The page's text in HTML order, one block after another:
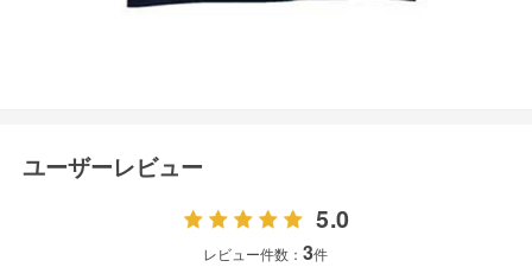
ユーザーレビュー
5.0
レビュー件数：3件